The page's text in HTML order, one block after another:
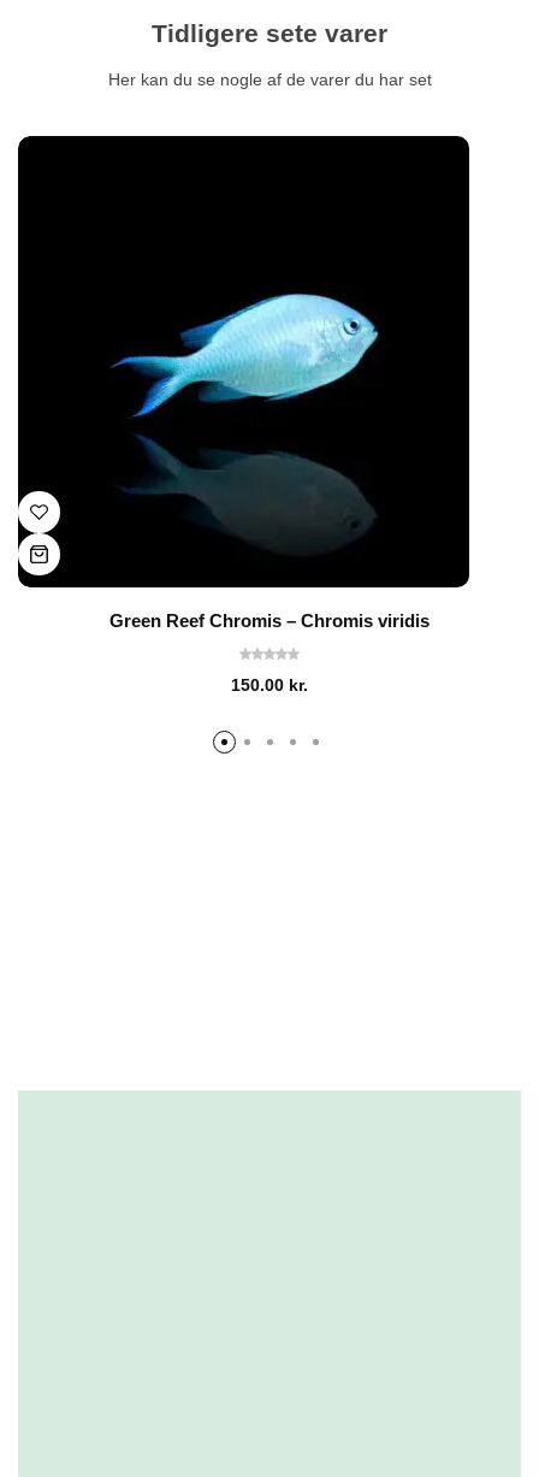
Tidligere sete varer
Her kan du se nogle af de varer du har set
Green Reef Chromis – Chromis viridis
150.00 kr.